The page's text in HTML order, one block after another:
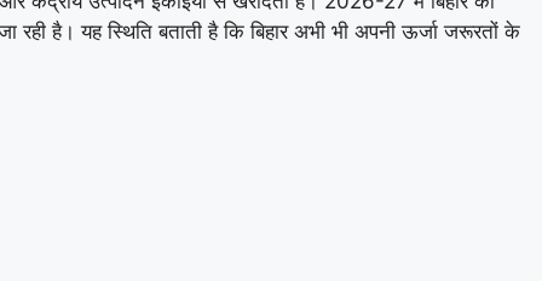
है। यह स्थिति बताती है कि बिहार अभी भी अपनी ऊर्जा जरूरतों के